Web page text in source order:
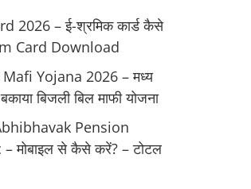
2026 – ई-श्रमिक कार्ड कैसे
Card Download
Yojana 2026 – मध्य
बिजली बिल माफी योजना
Pension
मोबाइल से कैसे करें? – टोटल